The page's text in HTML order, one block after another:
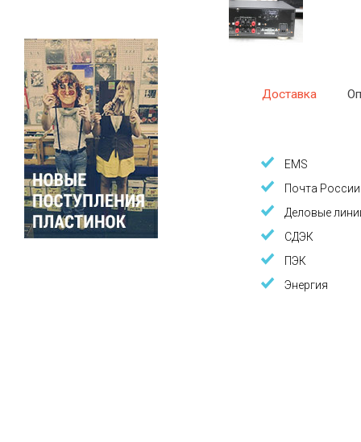
Доставка
EMS
Почта России
Деловые
СДЭК
ПЭК
Энергия